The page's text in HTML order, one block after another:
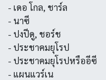
- เดอ โกล, ชาร์ล
- นาซี
- ปงปีดู, ชอร์ช
- ประชาคมยุโรป
- ประชาคมยุโรปหรืออีซี
- แผนแวร์เน